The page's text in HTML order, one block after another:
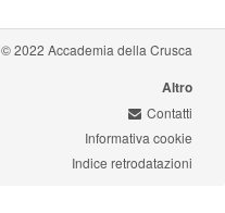
© 2022 Accademia della Crusca
Altro
Contatti
Informativa cookie
Indice retrodatazioni